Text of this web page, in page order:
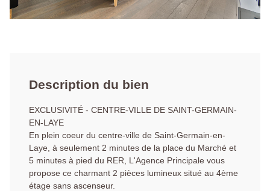
Description du bien
EXCLUSIVITÉ - CENTRE-VILLE DE SAINT-GERMAIN-
EN-LAYE
En plein coeur du centre-ville de Saint-Germain-en-
Laye, à seulement 2 minutes de la place du Marché et
5 minutes à pied du RER, L'Agence Principale vous
propose ce charmant 2 pièces lumineux situé au 4ème
étage sans ascenseur.